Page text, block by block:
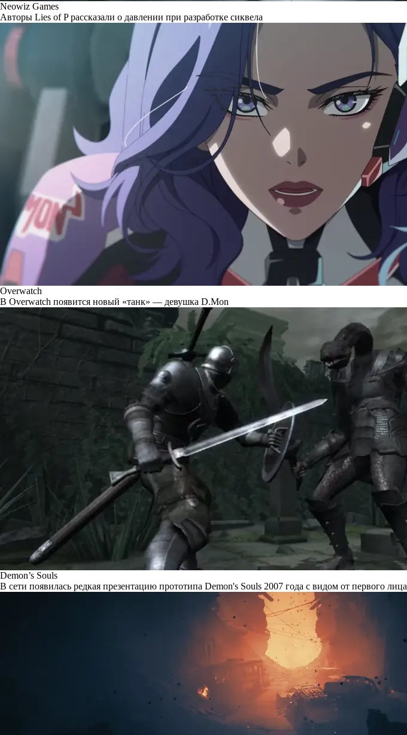
Neowiz Games
Авторы Lies of P рассказали о давлении при разработке сиквела
Overwatch
В Overwatch появится новый «танк» — девушка D.Mon
Demon’s Souls
В сети появилась редкая презентацию прототипа Demon's Souls 2007 года с видом от первого лица